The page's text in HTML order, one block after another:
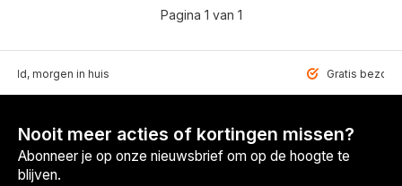
Pagina 1 van 1
morgen in huis Gratis
Nooit meer acties of kortingen missen?
Abonneer je op onze nieuwsbrief om op de hoogte te
blijven.